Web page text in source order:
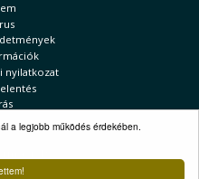
a legjobb működés érdekében.
nyilatkozat